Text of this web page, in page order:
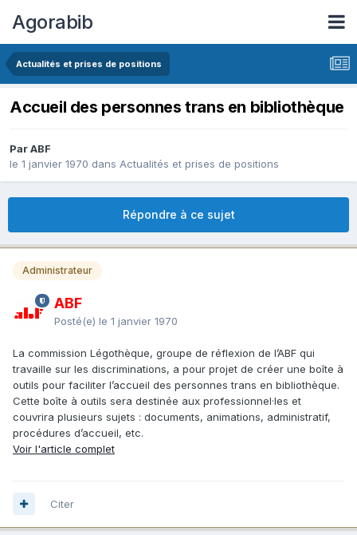
Agorabib
Actualités et prises de positions
Accueil des personnes trans en bibliothèque
Par ABF
le 1 janvier 1970 dans Actualités et prises de positions
Répondre à ce sujet
Administrateur
ABF
Posté(e) le 1 janvier 1970
La commission Légothèque, groupe de réflexion de l’ABF qui
travaille sur les discriminations, a pour projet de créer une boîte à
outils pour faciliter l’accueil des personnes trans en bibliothèque.
Cette boîte à outils sera destinée aux professionnel·les et
couvrira plusieurs sujets : documents, animations, administratif,
procédures d’accueil, etc.
Voir l'article complet
Citer